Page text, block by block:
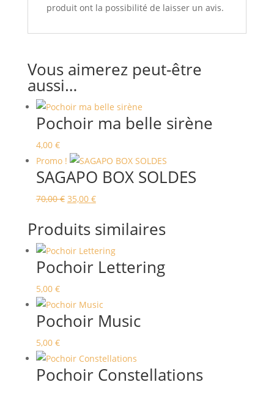
produit ont la possibilité de laisser un avis.
Vous aimerez peut-être
aussi…
Pochoir ma belle sirène
4,00 €
Promo !
SAGAPO BOX SOLDES
70,00€ Le
initial
était :
70,00 €.
35,00 €Le
actuel
est :
35,00 €.
Produits similaires
Pochoir Lettering
5,00 €
Pochoir Music
5,00 €
Pochoir Constellations